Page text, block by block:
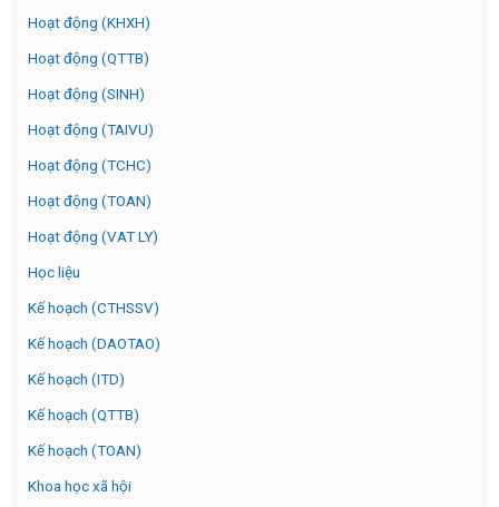
Hoạt động (KHXH)
Hoạt động (QTTB)
Hoạt động (SINH)
Hoạt động (TAIVU)
Hoạt động (TCHC)
Hoạt động (TOAN)
Hoạt động (VAT LY)
Học liệu
Kế hoạch (CTHSSV)
Kế hoạch (DAOTAO)
Kế hoạch (ITD)
Kế hoạch (QTTB)
Kế hoạch (TOAN)
Khoa học xã hội